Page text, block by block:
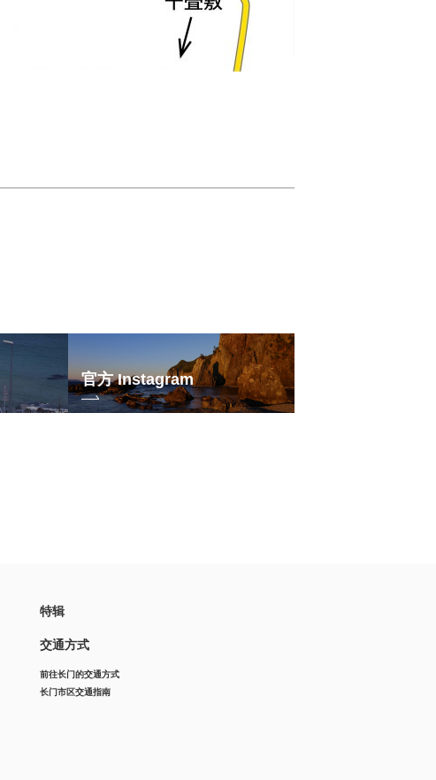
官方 Instagram
特辑
交通方式
前往长门的交通方式
长门市区交通指南